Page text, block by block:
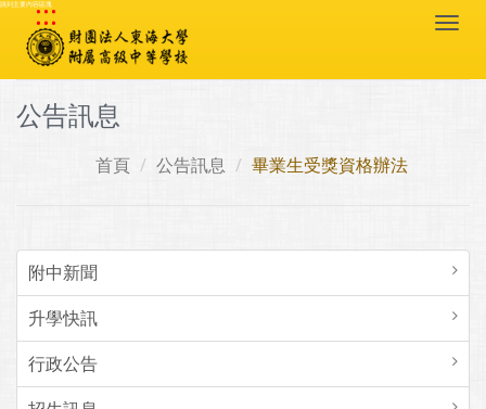
跳到主要內容區塊
:::
公告訊息
首頁 公告訊息 畢業生受獎資格辦法
附中新聞
升學快訊
行政公告